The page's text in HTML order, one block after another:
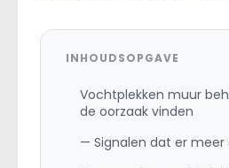
INHOUDSOPGAVE
Vochtplekken muur
de oorzaak vinden
— Signalen dat er meer